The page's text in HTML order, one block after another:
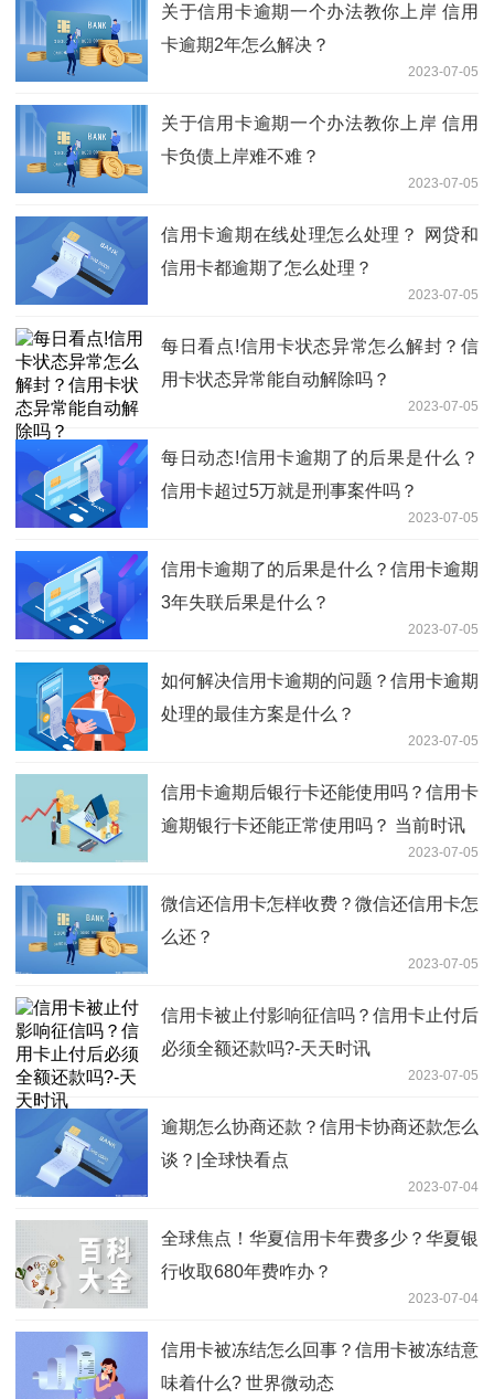
关于信用卡逾期一个办法教你上岸 信用
卡逾期2年怎么解决？
2023-07-05
关于信用卡逾期一个办法教你上岸 信用
卡负债上岸难不难？
2023-07-05
信用卡逾期在线处理怎么处理？ 网贷和
信用卡都逾期了怎么处理？
2023-07-05
每日看点!信用卡状态异常怎么解封？信
用卡状态异常能自动解除吗？
2023-07-05
每日动态!信用卡逾期了的后果是什么？
信用卡超过5万就是刑事案件吗？
2023-07-05
信用卡逾期了的后果是什么？信用卡逾期
3年失联后果是什么？
2023-07-05
如何解决信用卡逾期的问题？信用卡逾期
处理的最佳方案是什么？
2023-07-05
信用卡逾期后银行卡还能使用吗？信用卡
逾期银行卡还能正常使用吗？ 当前时讯
2023-07-05
微信还信用卡怎样收费？微信还信用卡怎
么还？
2023-07-05
信用卡被止付影响征信吗？信用卡止付后
必须全额还款吗?-天天时讯
2023-07-05
逾期怎么协商还款？信用卡协商还款怎么
谈？|全球快看点
2023-07-04
全球焦点！华夏信用卡年费多少？华夏银
行收取680年费咋办？
2023-07-04
信用卡被冻结怎么回事？信用卡被冻结意
味着什么? 世界微动态